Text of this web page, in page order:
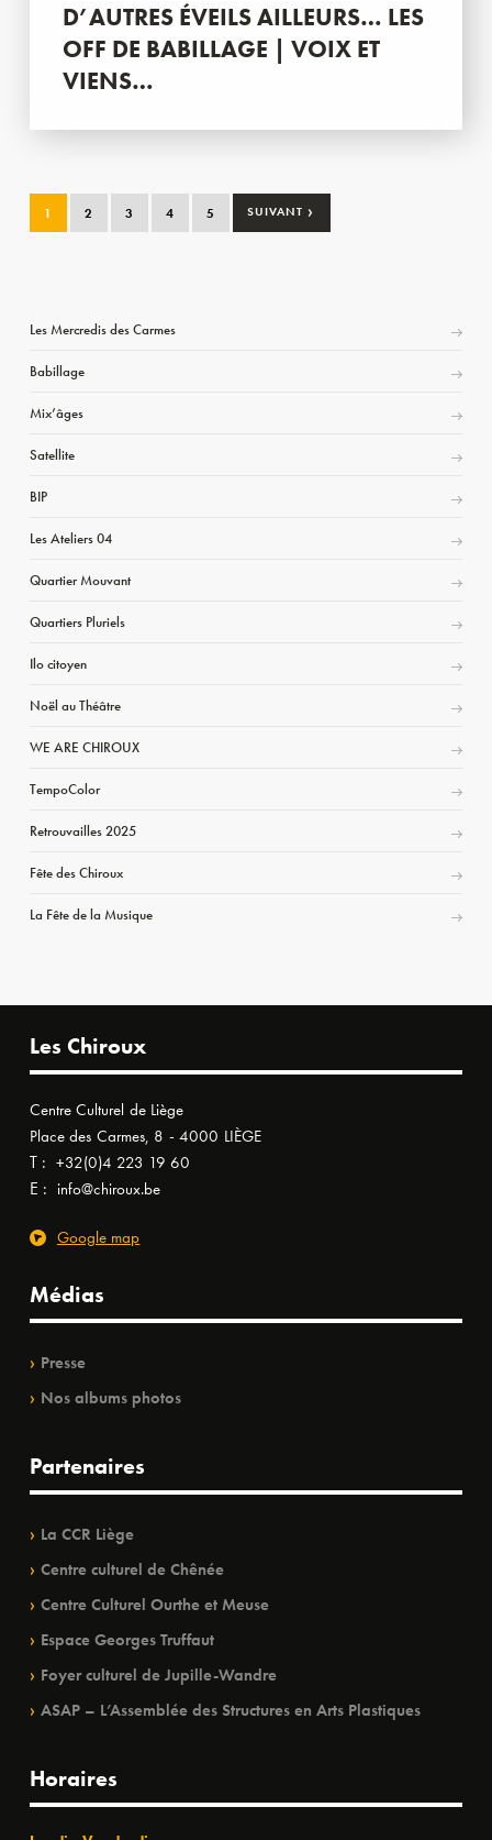
D’AUTRES ÉVEILS AILLEURS… LES
OFF DE BABILLAGE | VOIX ET
VIENS…
1 2 3 4 5 SUIVANT ›
Les Mercredis des Carmes
Babillage
Mix’âges
Satellite
BIP
Les Ateliers 04
Quartier Mouvant
Quartiers Pluriels
Ilo citoyen
Noël au Théâtre
WE ARE CHIROUX
TempoColor
Retrouvailles 2025
Fête des Chiroux
La Fête de la Musique
Les Chiroux
Centre Culturel de Liège
Place des Carmes, 8 - 4000 LIÈGE
T : +32(0)4 223 19 60
E : info@chiroux.be
Google map
Médias
Presse
Nos albums photos
Partenaires
La CCR Liège
Centre culturel de Chênée
Centre Culturel Ourthe et Meuse
Espace Georges Truffaut
Foyer culturel de Jupille-Wandre
ASAP – L’Assemblée des Structures en Arts Plastiques
Horaires